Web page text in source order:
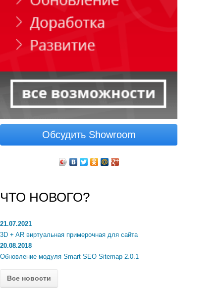
Обсудить Showroom
ЧТО НОВОГО?
21.07.2021
3D + AR виртуальная примерочная для сайта
20.08.2018
Обновление модуля Smart SEO Sitemap 2.0.1
Все новости